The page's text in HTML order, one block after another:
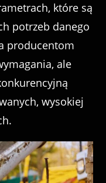
które są
potrzeb danego
producentom
ale
wysokiej